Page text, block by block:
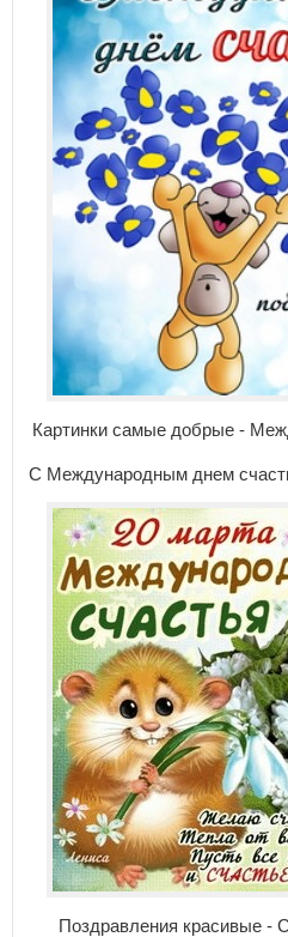
Картинки самые добрые -
С Международным днем
Поздравления красивые